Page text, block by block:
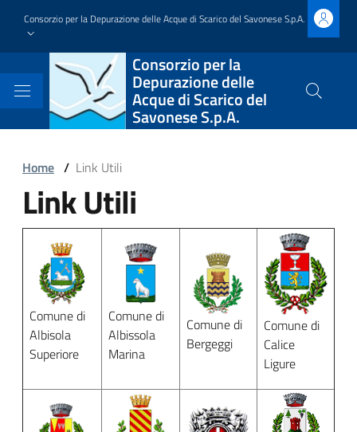
contenuto
Consorzio per la Depurazione delle Acque di Scarico del Savonese S.p.A.
Block
it-
block-
brandingdelsito
Consorzio per la
Depurazione delle
Acque di Scarico del
Savonese S.p.A.
Cerca
sito
Block
it-
block-
italiagov-
breadcrumbs
Home / Link Utili
Block
it-
block-
italiagov-
page-
title
Link Utili
Block
it-
block-
italiagov-
content
Comune di
Albisola
Superiore
Comune di
Albissola
Marina
Comune di
Bergeggi
Comune di
Calice
Ligure